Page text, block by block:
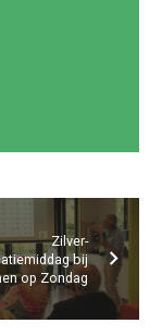
Zilver-
bij
op Zondag